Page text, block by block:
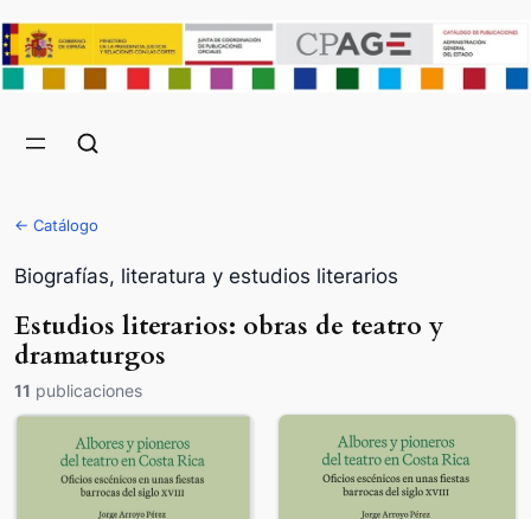
← Catálogo
Biografías, literatura y estudios literarios
Estudios literarios: obras de teatro y
dramaturgos
11 publicaciones